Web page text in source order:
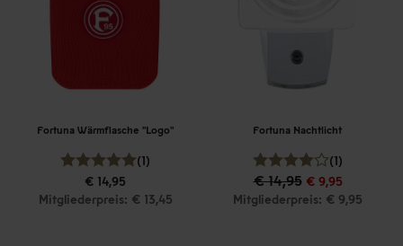
Fortuna Wärmflasche "Logo"
(1)
€ 14,95
Mitgliederpreis: € 13,45
Fortuna Nachtlicht
(1)
€ 14,95 € 9,95
Mitgliederpreis: € 9,95